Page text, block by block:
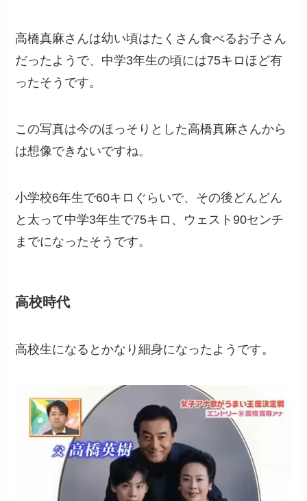
高橋真麻さんは幼い頃はたくさん食べるお子さん
だったようで、中学3年生の頃には75キロほど有
ったそうです。
この写真は今のほっそりとした高橋真麻さんから
は想像できないですね。
小学校6年生で60キロぐらいで、その後どんどん
と太って中学3年生で75キロ、ウェスト90センチ
までになったそうです。
高校時代
高校生になるとかなり細身になったようです。